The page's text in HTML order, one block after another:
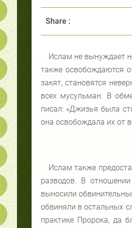
Share :
Ислам не вынуждает
также освобождаются
закят, становятся
всех мусульман. В
писал: «Джизья была
она освобождала их от
Ислам также
разводов. В
выносили
обвиняли в остальных
практике Пророка, да